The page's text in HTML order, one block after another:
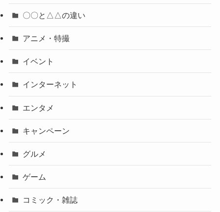
〇〇と△△の違い
アニメ・特撮
イベント
インターネット
エンタメ
キャンペーン
グルメ
ゲーム
コミック・雑誌